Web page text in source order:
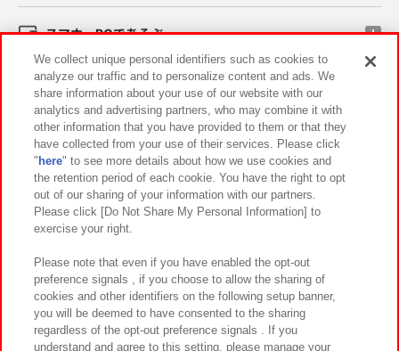
スマホ・PCであそぶ
イベント・キャンペーン
関連会社 サステナビリティ サイトポリシー
プライバシーポリシー ウェブアクセシビリティ方針と検証結果
お取引先さまとともに
カスタマーハラスメント対応方針 よくあるご質問・お問い合わせ
We collect unique personal identifiers such as cookies to
analyze our traffic and to personalize content and ads. We
share information about your use of our website with our
analytics and advertising partners, who may combine it with
other information that you have provided to them or that they
have collected from your use of their services. Please click
" here" to see more details about how we use cookies and
the retention period of each cookie. You have the right to opt
out of our sharing of your information with our partners.
Please click [Do Not Share My Personal Information] to
exercise your right.
Please note that even if you have enabled the opt-out
preference signals , if you choose to allow the sharing of
cookies and other identifiers on the following setup banner,
you will be deemed to have consented to the sharing
regardless of the opt-out preference signals . If you
understand and agree to this setting, please manage your